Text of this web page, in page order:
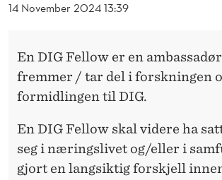
W
14 November 2024 13:39
En DIG Fellow er en
fremmer / tar del i forskningen
formidlingen til DIG.
En DIG Fellow skal videre ha
seg i næringslivet og/eller i
gjort en langsiktig forskjell